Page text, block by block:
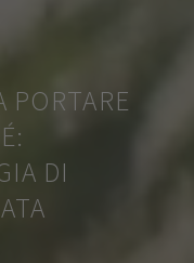
PORTARE
DI